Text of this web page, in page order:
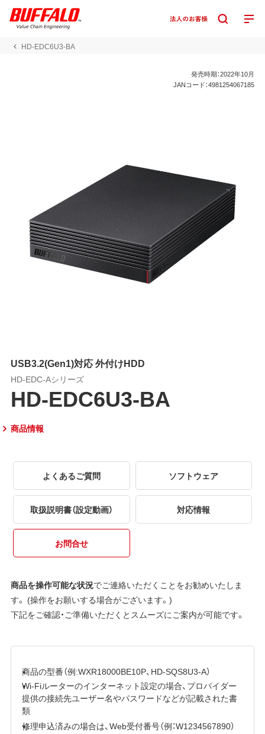
HD-EDC6U3-BA
発売時期：2022年10月
JANコード：4981254067185
USB3.2(Gen1)対応 外付けHDD
HD-EDC-Aシリーズ
HD-EDC6U3-BA
商品情報
よくあるご質問 ソフトウェア
取扱説明書（設定動画） 対応情報
お問合せ
商品を操作可能な状況でご連絡いただくことをお勧めいたしま
す。 (操作をお願いする場合がございます。)
下記をご確認・ご準備いただくとスムーズにご案内が可能です。
商品の型番（例:WXR18000BE10P、HD-SQS8U3-A）
Wi-Fiルーターのインターネット設定の場合、プロバイダー
提供の接続先ユーザー名やパスワードなどが記載された書
類
修理申込済みの場合は、Web受付番号（例：W1234567890）